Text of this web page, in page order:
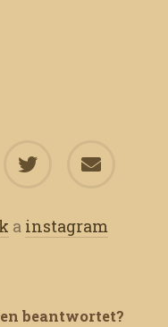
a instagram
beantwortet?